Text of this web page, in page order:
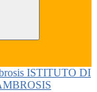
ISTITUTO DI